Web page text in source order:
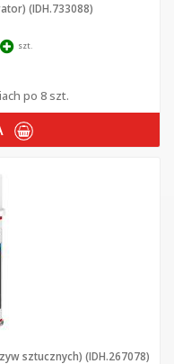
(IDH.733088)
szt.
po 8 szt.
sztucznych) (IDH.267078)